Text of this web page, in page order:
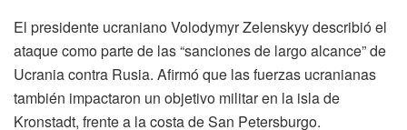
El presidente ucraniano Volodymyr Zelenskyy describió el
ataque como parte de las “sanciones de largo alcance” de
Ucrania contra Rusia. Afirmó que las fuerzas ucranianas
también impactaron un objetivo militar en la isla de
Kronstadt, frente a la costa de San Petersburgo.